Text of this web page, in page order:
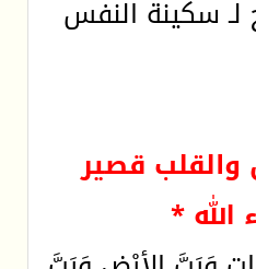
سكينة النفس
والقلب قصير
*